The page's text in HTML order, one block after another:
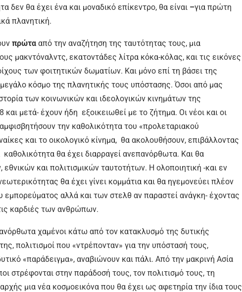
δεν θα έχει ένα και μοναδικό επίκεντρο, θα είναι –για πρώτη
πλανητική.
πρώτα από την αναζήτηση της ταυτότητας τους, μια
μακντόναλντς, εκατοντάδες λίτρα κόκα-κόλας, και τις εικόνες
των φοιτητικών δωματίων. Και μόνο επί τη βάσει της
κόσμο της πλανητικής τους υπόστασης. Όσοι από μας
των κοινωνικών και ιδεολογικών κινημάτων της
και μετά- έχουν ήδη εξοικειωθεί με το ζήτημα. Οι νέοι και οι
την καθολικότητα του «προλεταριακού
και το οικολογικό κίνημα, θα ακολουθήσουν, επιβάλλοντας
καθολικότητα θα έχει διαρραγεί ανεπανόρθωτα. Και θα
και πολιτισμικών ταυτοτήτων. Η ολοποιητική -και εν
θα έχει γίνει κομμάτια και θα ηγεμονεύει πλέον
αλλά και των στελθ αν παραστεί ανάγκη- έχοντας
καρδιές των ανθρώπων.
χαμένοι κάτω από τον κατακλυσμό της δυτικής
πολιτισμοί που «ντρέπονταν» για την υπόστασή τους,
«παράδειγμα», αναβιώνουν και πάλι. Από την μακρινή Ασία
στρέφονται στην παράδοσή τους, τον πολιτισμό τους, τη
μια νέα κοσμοεικόνα που θα έχει ως αφετηρία την ίδια τους